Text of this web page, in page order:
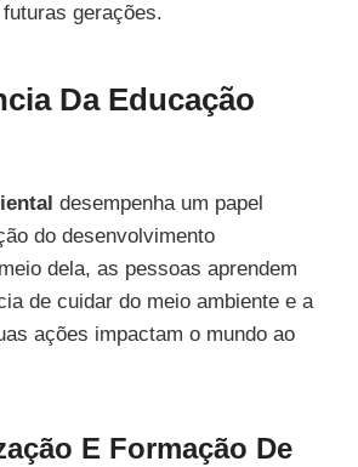
gerações.
Da Educação
desempenha um papel
do desenvolvimento
dela, as pessoas aprendem
de cuidar do meio ambiente e a
ações impactam o mundo ao
E Formação De